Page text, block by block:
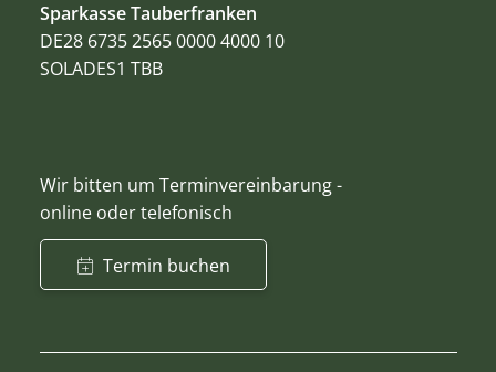
Sparkasse Tauberfranken
DE28 6735 2565 0000 4000 10
SOLADES1 TBB
Wir bitten um Terminvereinbarung -
online oder telefonisch
Termin buchen